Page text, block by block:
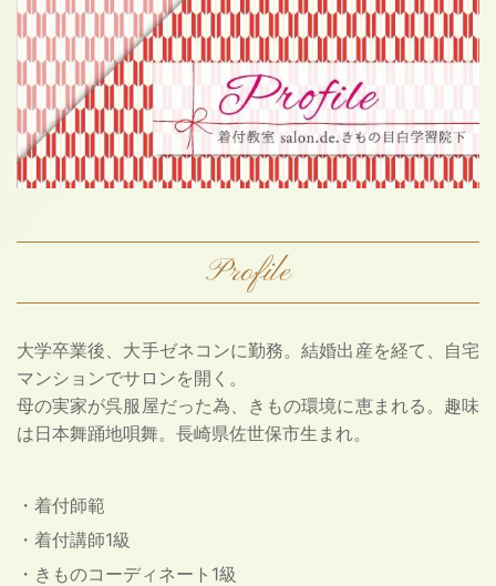
Profile
大学卒業後、大手ゼネコンに勤務。結婚出産を経て、自宅
マンションでサロンを開く。
母の実家が呉服屋だった為、きもの環境に恵まれる。趣味
は日本舞踊地唄舞。長崎県佐世保市生まれ。
・着付師範
・着付講師1級
・きものコーディネート1級